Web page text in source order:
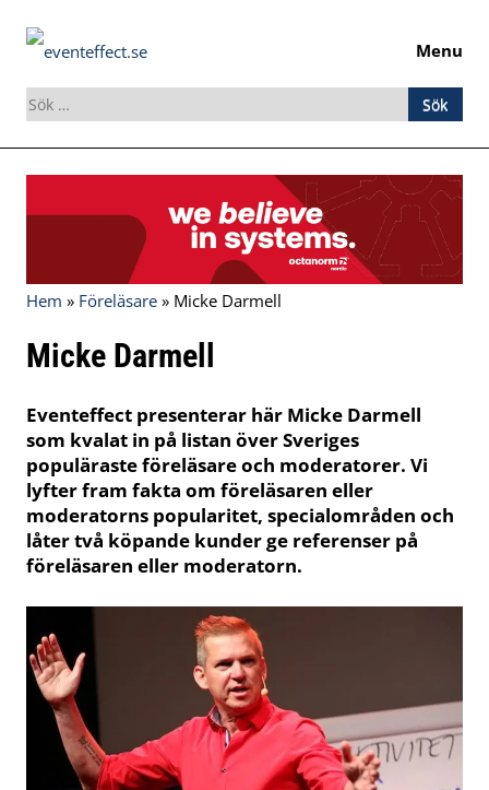
Menu
Sök
efter:
Hem » Föreläsare » Micke Darmell
Micke Darmell
Eventeffect presenterar här Micke Darmell
som kvalat in på listan över Sveriges
populäraste föreläsare och moderatorer. Vi
lyfter fram fakta om föreläsaren eller
moderatorns popularitet, specialområden och
låter två köpande kunder ge referenser på
föreläsaren eller moderatorn.